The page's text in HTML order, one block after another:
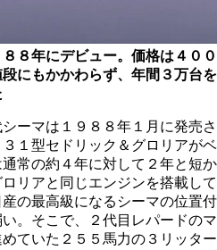
８年にデビュー。価格は４００
にもかかわらず、年間３万台を
ーマは１９８８年１月に発売さ
１型セドリック＆グロリアがベ
常の約４年に対して２年と短か
リアと同じエンジンを搭載して
の最高級になるシーマの位置付
。そこで、２代目レパードのマ
ていた２５５馬力の３リッター